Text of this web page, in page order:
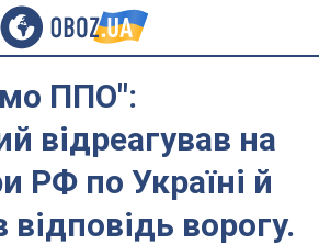
ППО":
відреагував на
РФ по Україні й
відповідь ворогу.